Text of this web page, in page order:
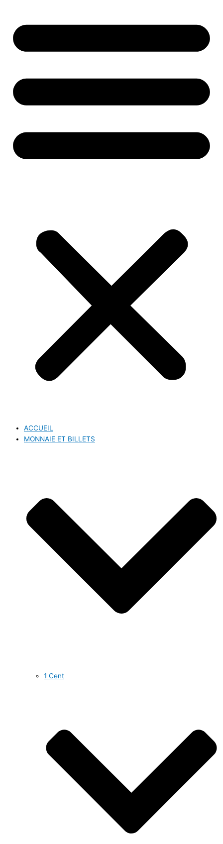
ACCUEIL
MONNAIE ET BILLETS
1 Cent